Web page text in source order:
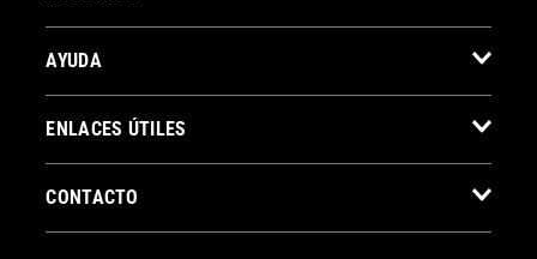
AYUDA
ENLACES ÚTILES
CONTACTO